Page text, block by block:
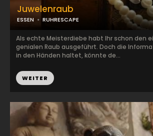
Juwelenraub
ESSEN RUHRESCAPE
Als echte Meisterdiebe habt Ihr schon den
genialen Raub ausgeführt. Doch die
in den Händen haltet, könnte de...
WEITER